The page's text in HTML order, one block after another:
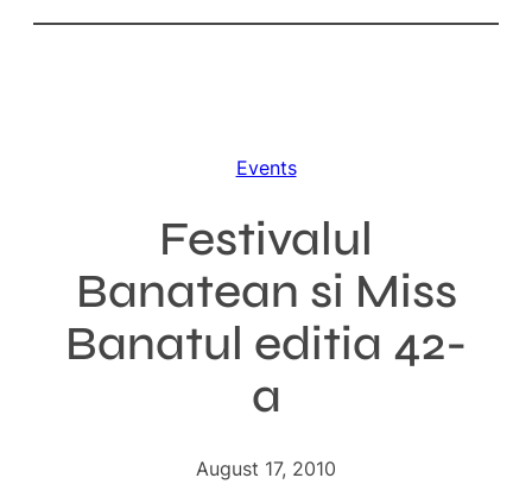
Events
Festivalul
Banatean si Miss
Banatul editia 42-
a
August 17, 2010